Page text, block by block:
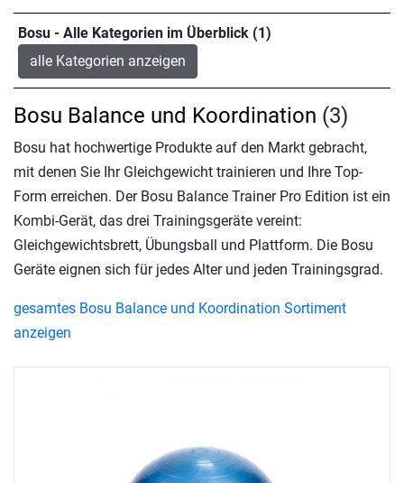
Bosu - Alle Kategorien im Überblick (1)
alle Kategorien anzeigen
Bosu Balance und Koordination (3)
Bosu hat hochwertige Produkte auf den Markt gebracht,
mit denen Sie Ihr Gleichgewicht trainieren und Ihre Top-
Form erreichen. Der Bosu Balance Trainer Pro Edition ist ein
Kombi-Gerät, das drei Trainingsgeräte vereint:
Gleichgewichtsbrett, Übungsball und Plattform. Die Bosu
Geräte eignen sich für jedes Alter und jeden Trainingsgrad.
gesamtes Bosu Balance und Koordination Sortiment
anzeigen